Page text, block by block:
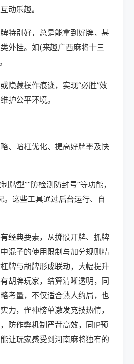
动乐趣。
特别好，总是能拿到好牌，甚
外挂。如(来趣广西麻将十三
隐藏操作痕迹，实现“必胜”效
护公平环境。
、暗杠优化、提高好牌率及快
牌型”“防检测防封号”等功能，
。这些工具通过后台运行、自
经典要素，从掷骰开牌、抓牌
混子的使用限制与加分规则精
牌与胡牌形成联动，大幅提升
胡牌玩家，结算清晰透明，同
考量，不仅适合熟人约局，也
力，雀神榜单激发竞技热情，
防作弊机制严苛高效，同IP预
让玩家感受到河南麻将独有的